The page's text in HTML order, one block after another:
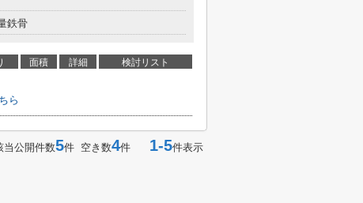
鉄骨
面積 詳細 検討リスト
ら
当公開件数5件 空き数4件 1-5件表示